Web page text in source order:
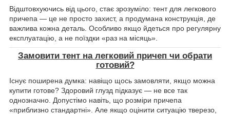
Відштовхуючись від цього, стає зрозуміло: тент для легкового
причепа — це не просто захист, а продумана конструкція, де
важлива кожна деталь. Особливо якщо йдеться про регулярну
експлуатацію, а не поїздки «раз на місяць».
Замовити тент на легковий причеп чи обрати
готовий?
Існує поширена думка: навіщо щось замовляти, якщо можна
купити готове? Здоровий глузд підказує — не все так
однозначно. Допустімо навіть, що розміри причепа
«приблизно стандартні». Але якщо оцінити ситуацію тверезо,